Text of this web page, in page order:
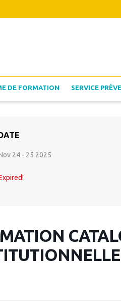
DE FORMATION SERVICE
24 - 25 2025